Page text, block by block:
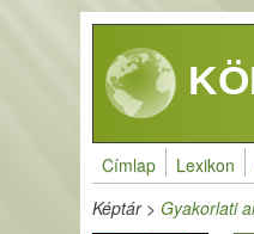
Ugrás a tartalomra
Címlap Lexikon
Képtár>Gyakorlati